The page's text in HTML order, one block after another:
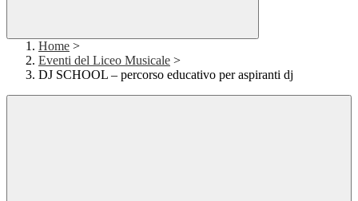
Home >
Eventi del Liceo Musicale >
DJ SCHOOL – percorso educativo per aspiranti dj